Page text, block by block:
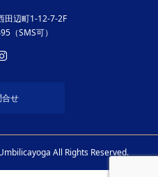
田辺町1-12-7-2F
（SMS可）
合せ
All Rights Reserved.